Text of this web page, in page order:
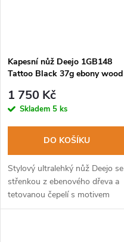
Kapesní nůž Deejo 1GB148
Tattoo Black 37g ebony wood
1 750 Kč
Skladem 5 ks
DO KOŠÍKU
Stylový ultralehký nůž Deejo se
střenkou z ebenového dřeva a
tetovanou čepelí s motivem
punk.